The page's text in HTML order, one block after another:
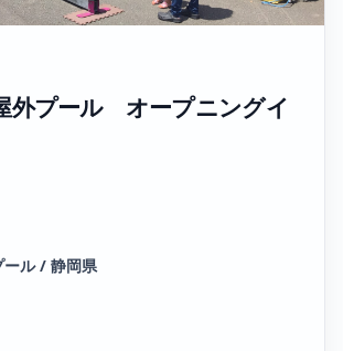
外プール オープニングイ
ール / 静岡県